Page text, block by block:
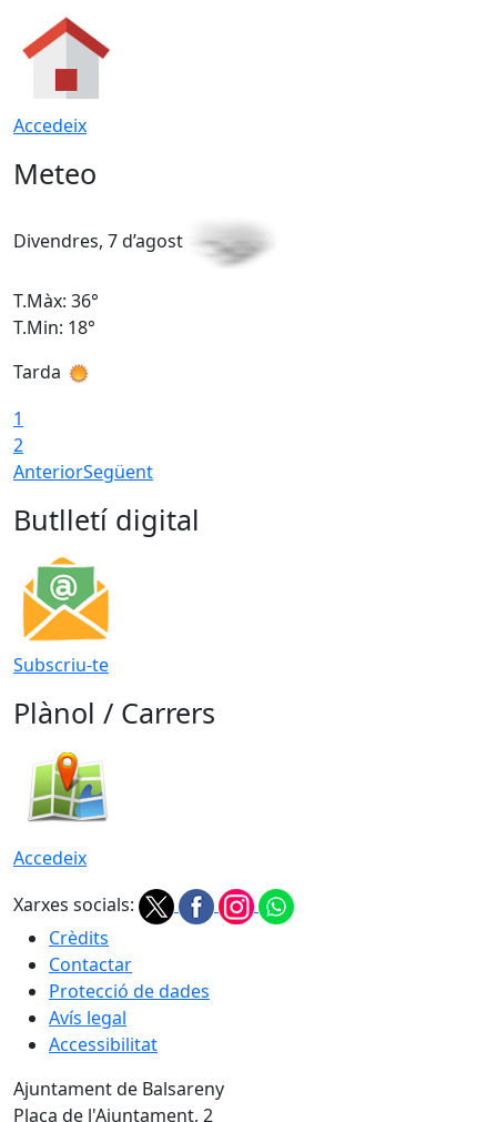
Accedeix
Meteo
Divendres, 7 d’agost
T.Màx: 36°
T.Min: 18°
Tarda
1
2
AnteriorSegüent
Butlletí digital
Subscriu-te
Plànol / Carrers
Accedeix
Xarxes socials:
Crèdits
Contactar
Protecció de dades
Avís legal
Accessibilitat
Ajuntament de Balsareny
Plaça de l'Ajuntament, 2